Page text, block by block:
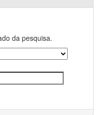
da pesquisa.